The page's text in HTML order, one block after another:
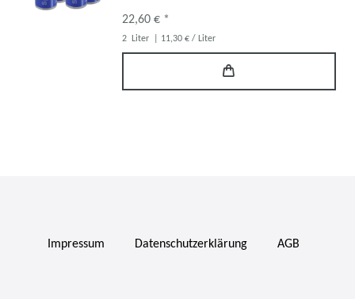
22,60 € *
2 Liter | 11,30 € / Liter
Impressum Daten­schutz­erklärung AGB